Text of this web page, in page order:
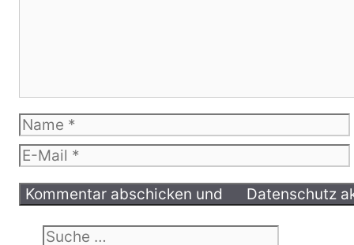
Name
E-
Mail
Suche